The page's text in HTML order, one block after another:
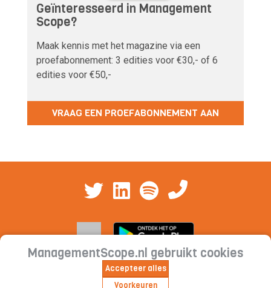
Geïnteresseerd in Management
Scope?
Maak kennis met het magazine via een
proefabonnement: 3 edities voor €30,- of 6
edities voor €50,-
VRAAG EEN PROEFABONNEMENT AAN
Cookieverklaring | Privacyverklaring |
ManagementScope.nl gebruikt cookies
Accepteer alles
Voorkeuren